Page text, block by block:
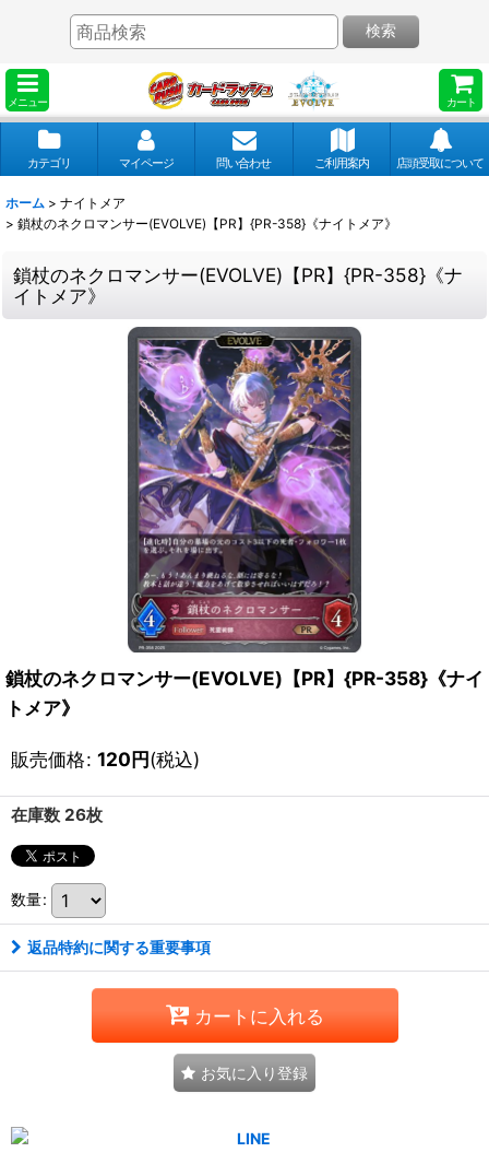
メニュー カート
検索
カテゴリ マイページ 問い合わせ ご利用案内 店頭受取について
ホーム > ナイトメア
> 鎖杖のネクロマンサー(EVOLVE)【PR】{PR-358}《ナイトメア》
鎖杖のネクロマンサー(EVOLVE)【PR】{PR-358}《ナ
イトメア》
鎖杖のネクロマンサー(EVOLVE)【PR】{PR-358}《ナイ
トメア》
販売価格: 120円(税込)
在庫数 26枚
数量:
返品特約に関する重要事項
カートに入れる
お気に入り登録